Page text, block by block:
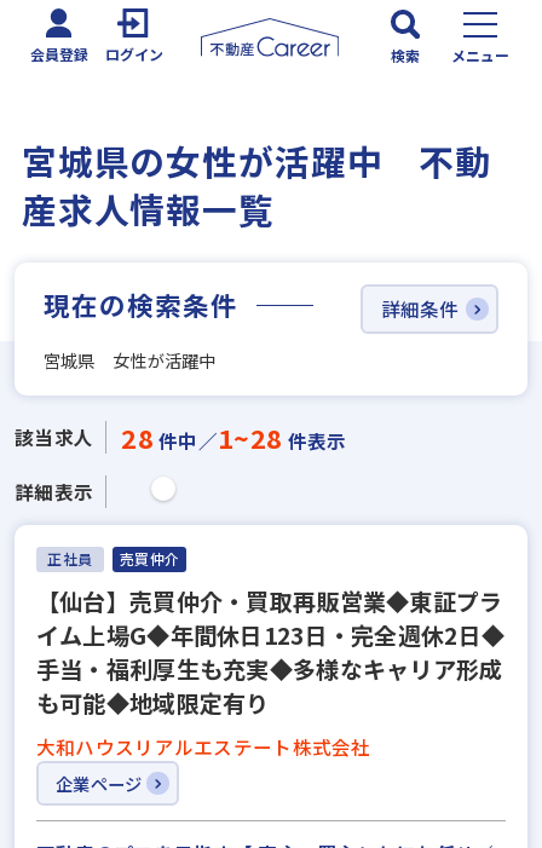
会員登録 ログイン 検索 メニュー
宮城県の女性が活躍中 不動
産求人情報一覧
現在の検索条件
宮城県 女性が活躍中
詳細条件
該当求人 28 件中／1~28 件表示
詳細表示
正社員 売買仲介
【仙台】売買仲介・買取再販営業◆東証プラ
イム上場G◆年間休日123日・完全週休2日◆
手当・福利厚生も充実◆多様なキャリア形成
も可能◆地域限定有り
大和ハウスリアルエステート株式会社
企業ページ